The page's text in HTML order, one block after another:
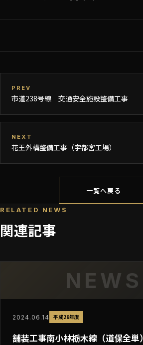
PREV
市道238号線 交通安全施設整備工事
一覧へ戻る
NEXT
花王外構整備工事（宇都宮工場）
RELATED NEWS
関連記事
NEWS
2024.06.14 平成26年度
舗装工事南小林栃木線（道保全単）